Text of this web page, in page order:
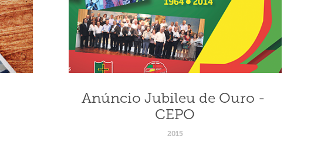
Anúncio Jubileu de Ouro -
CEPO
2015